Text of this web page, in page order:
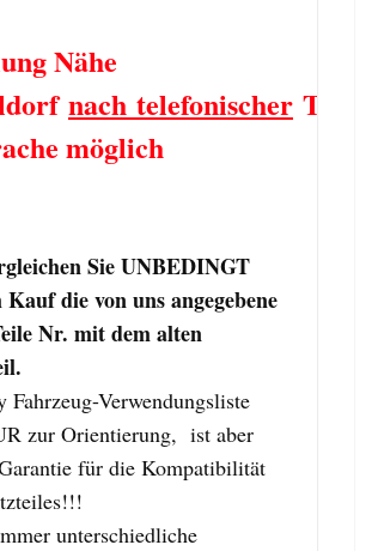
Nähe
nach telefonischer
möglich
Sie UNBEDINGT
die von uns angegebene
Nr. mit dem alten
Fahrzeug-Verwendungsliste
zur Orientierung, ist aber
für die Kompatibilität
unterschiedliche